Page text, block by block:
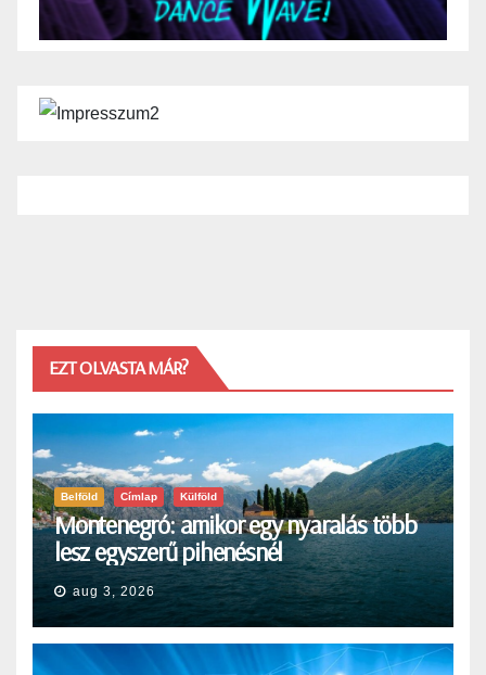
EZT OLVASTA MÁR?
Belföld Címlap Külföld
Montenegró: amikor egy nyaralás több
lesz egyszerű pihenésnél
aug 3, 2026